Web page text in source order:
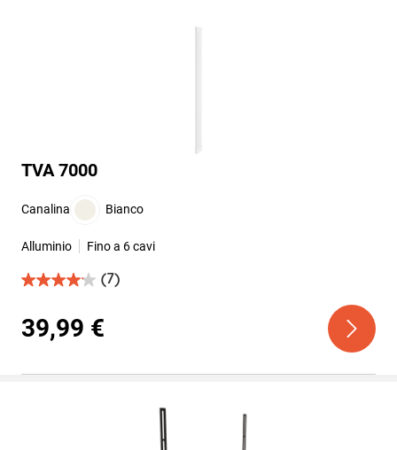
TVA 7000
Canalina Bianco
Alluminio Fino a 6 cavi
(7)
4.1
5
stelle.
recensioni
39,99 €